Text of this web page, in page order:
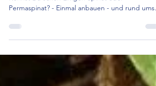
Neue Wege für eine nachhaltige Gartenpraxis:
Permaspinat? - Einmal anbauen - und rund ums
Jahr ernten, ernten, ernten ... dazu ergänzend
Option. Spinatvariationen von rankend und
kriechend bis aufrecht, von wenigen Zentmeter
Höhe bis zu vielen Meter. Grün oder bunt und